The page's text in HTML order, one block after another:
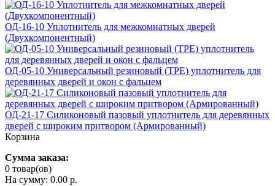
ОД-16-10 Уплотнитель для межкомнатных дверей
(Двухкомпонентный)
ОД-05-10 Универсальный резиновый (TPE) уплотнитель для
деревянных дверей и окон с фальцем
ОД-21-17 Силиконовый пазовый уплотнитель для деревянных
дверей с широким притвором (Армированный)
Корзина
Сумма заказа:
0 товар(ов)
На сумму: 0.00 р.